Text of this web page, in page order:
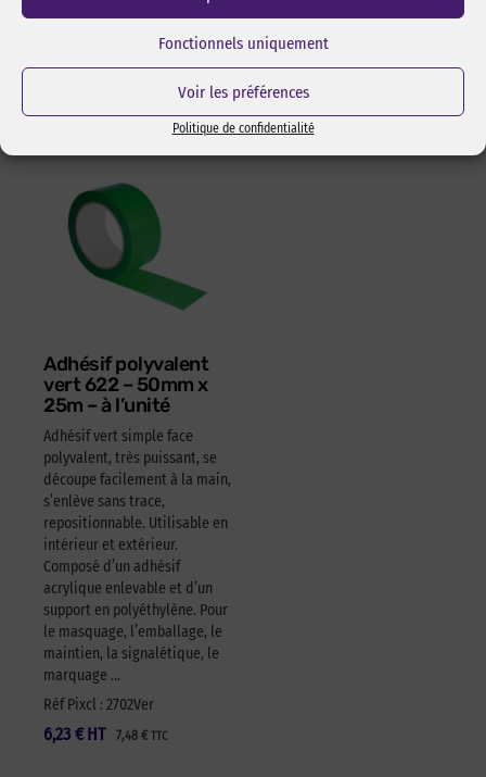
Fonctionnels uniquement
Voir les préférences
Politique de confidentialité
l’assemblage pas collage ou
Réf Pixcl : ALISPIXSPR005
Réf Pixcl : OLFA175SK4
15,05€HT
Adhésif polyvalent
vert 622 – 50mm x
25m – à l’unité
Adhésif vert simple face
polyvalent, très puissant, se
découpe facilement à la main,
s’enlève sans trace,
repositionnable. Utilisable en
intérieur et extérieur.
Composé d’un adhésif
acrylique enlevable et d’un
support en polyéthylène. Pour
le masquage, l’emballage, le
maintien, la signalétique, le
marquage …
Réf Pixcl : 2702Ver
6,23 € 7,48 € TTC
HT